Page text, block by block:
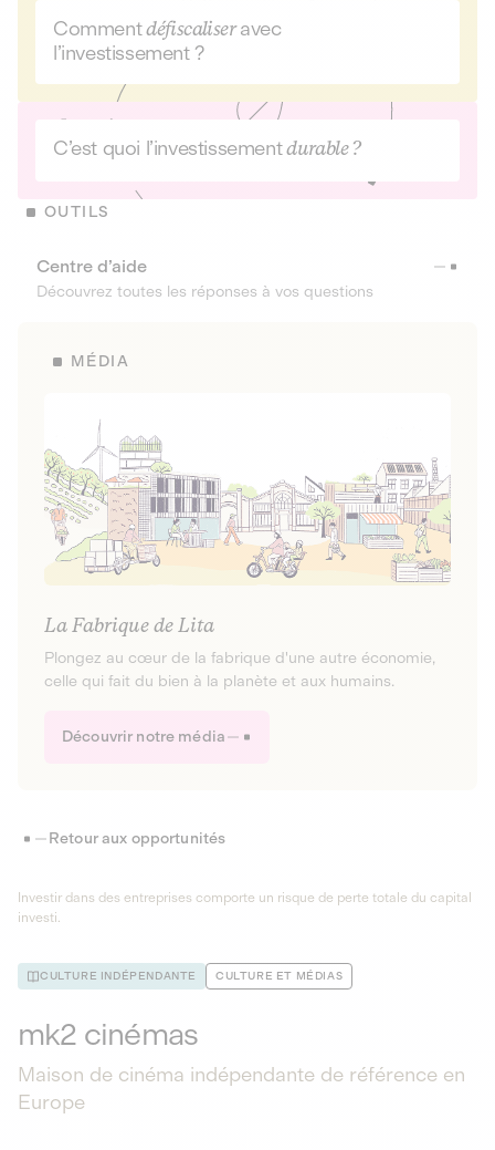
Commentdéfiscaliser avec
l’investissement ?
C’est quoi l’investissementdurable ?
OUTILS
Centre d’aide
Découvrez toutes les réponses à vos questions
MÉDIA
La Fabrique de Lita
Plongez au cœur de la fabrique d'une autre économie,
celle qui fait du bien à la planète et aux humains.
Découvrir notre média
Retour aux opportunités
Investir dans des entreprises comporte un risque de perte totale du capital
investi.
CULTURE INDÉPENDANTE CULTURE ET MÉDIAS
mk2 cinémas
Maison de cinéma indépendante de référence en
Europe